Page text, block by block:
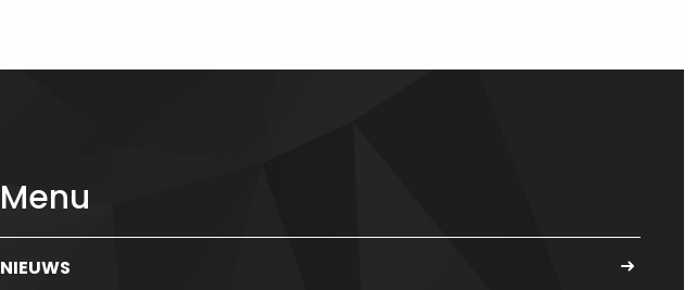
Menu
NIEUWS